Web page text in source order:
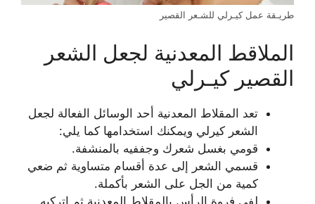
طريـقة عمل كيـرلي للشـعر القصير
الملاقط المعدنية لجعل الشعر
القصير كيـرلي
تعد المقلاط المعدنية أحد الوسائل الفعالة لجعل
الشعر كيرلي ويمكنك استخدامها كما يلي:
قومي بغسل شعرك وجففيه بالمنشفة.
قسمي الشعر إلى عدة أقسام متساوية ثم ضعي
كمية من الجل على الشعر بأكملة.
لفي فروة الرأس بالمقلاط المعدنية ثم اتركيه